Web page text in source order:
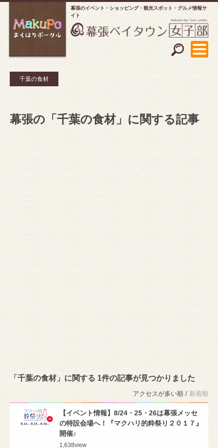
幕張のイベント・ショッピング
観光スポット・グルメ情報サ
イト
千葉の食材
幕張の「千葉の食材」に関する記事
「千葉の食材」に関する 1件の記事が見つかりました
アクセスが多い順 / 新着順
【イベント情報】8/24・25・26は幕張メッセ
の特設会場へ！『マクハリ的粋祭り２０１７』
開催♪
1,638view